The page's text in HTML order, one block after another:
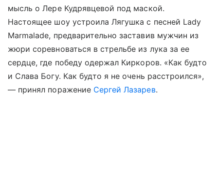
мысль о Лере Кудрявцевой под маской.
Настоящее шоу устроила Лягушка с песней Lady
Marmalade, предварительно заставив мужчин из
жюри соревноваться в стрельбе из лука за ее
сердце, где победу одержал Киркоров. «Как будто
и Слава Богу. Как будто я не очень расстроился»,
— принял поражение Сергей Лазарев.